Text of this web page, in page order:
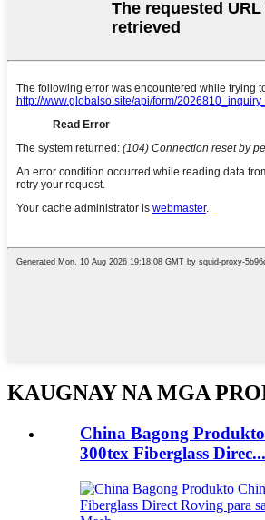
KAUGNAY NA MGA
China Bagong
300tex Fiberglass Direc...